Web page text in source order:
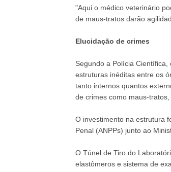
"Aqui o médico veterinário
de maus-tratos darão
Elucidação de crimes
Segundo a Polícia
estruturas inéditas entre os
tanto internos quantos
de crimes como maus-
O investimento na estrutura
Penal (ANPPs) junto ao
O Túnel de Tiro do
elastômeros e sistema de